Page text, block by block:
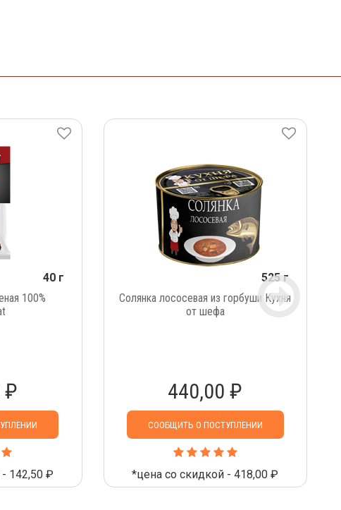
40 г
100%
₽
142,50 ₽
525 г
Солянка лососевая из горбуши Кухня
от шефа
440,00 ₽
СООБЩИТЬ О ПОСТУПЛЕНИИ
*цена со скидкой - 418,00 ₽